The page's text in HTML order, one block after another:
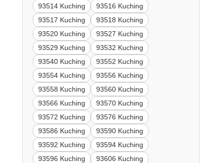
93514 Kuching
93516 Kuching
93517 Kuching
93518 Kuching
93520 Kuching
93527 Kuching
93529 Kuching
93532 Kuching
93540 Kuching
93552 Kuching
93554 Kuching
93556 Kuching
93558 Kuching
93560 Kuching
93566 Kuching
93570 Kuching
93572 Kuching
93576 Kuching
93586 Kuching
93590 Kuching
93592 Kuching
93594 Kuching
93596 Kuching
93606 Kuching